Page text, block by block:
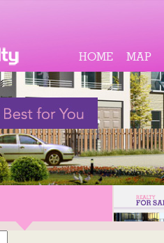
HOME MAP